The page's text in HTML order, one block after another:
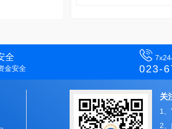
全
金安全

023-
关
1
2